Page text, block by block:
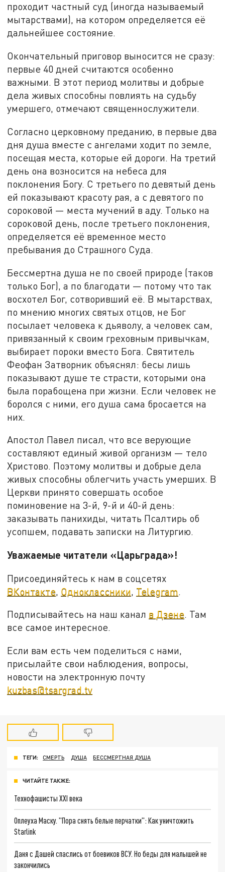
проходит частный суд (иногда называемый
мытарствами), на котором определяется её
дальнейшее состояние.
Окончательный приговор выносится не сразу:
первые 40 дней считаются особенно
важными. В этот период молитвы и добрые
дела живых способны повлиять на судьбу
умершего, отмечают священнослужители.
Согласно церковному преданию, в первые два
дня душа вместе с ангелами ходит по земле,
посещая места, которые ей дороги. На третий
день она возносится на небеса для
поклонения Богу. С третьего по девятый день
ей показывают красоту рая, а с девятого по
сороковой — места мучений в аду. Только на
сороковой день, после третьего поклонения,
определяется её временное место
пребывания до Страшного Суда.
Бессмертна душа не по своей природе (таков
только Бог), а по благодати — потому что так
восхотел Бог, сотворивший её. В мытарствах,
по мнению многих святых отцов, не Бог
посылает человека к дьяволу, а человек сам,
привязанный к своим греховным привычкам,
выбирает пороки вместо Бога. Святитель
Феофан Затворник объяснял: бесы лишь
показывают душе те страсти, которыми она
была порабощена при жизни. Если человек не
боролся с ними, его душа сама бросается на
них.
Апостол Павел писал, что все верующие
составляют единый живой организм — тело
Христово. Поэтому молитвы и добрые дела
живых способны облегчить участь умерших. В
Церкви принято совершать особое
поминовение на 3-й, 9-й и 40-й день:
заказывать панихиды, читать Псалтирь об
усопшем, подавать записки на Литургию.
Уважаемые читатели «Царьграда»!
Присоединяйтесь к нам в соцсетях
ВКонтакте Одноклассники Telegram
Подписывайтесь на наш канал в Дзене. Там
все самое интересное.
Если вам есть чем поделиться с нами,
присылайте свои наблюдения, вопросы,
новости на электронную почту
kuzbas@tsargrad.tv
ТЕГИ: СМЕРТЬ ДУША БЕССМЕРТНАЯ ДУША
ЧИТАЙТЕ ТАКЖЕ:
Технофашисты XXI века
Оплеуха Маску. "Пора снять белые перчатки": Как уничтожить
Starlink
Даня с Дашей спаслись от боевиков ВСУ. Но беды для малышей не
закончились